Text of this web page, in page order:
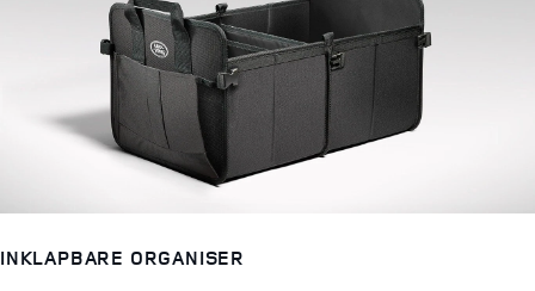
INKLAPBARE ORGANISER